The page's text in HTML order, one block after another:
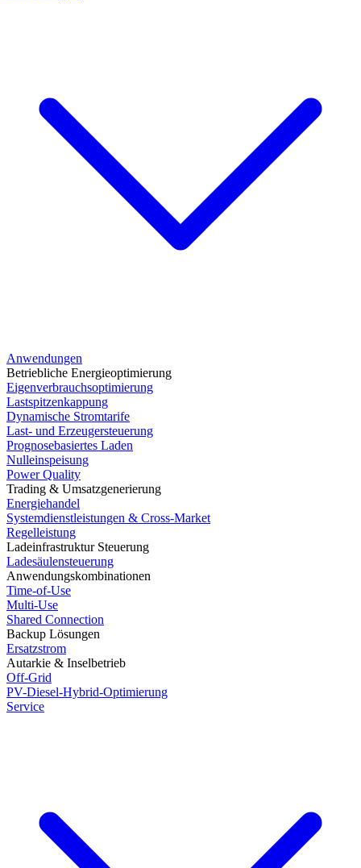
Anwendungen
Betriebliche Energieoptimierung
Eigenverbrauchsoptimierung
Lastspitzenkappung
Dynamische Stromtarife
Last- und Erzeugersteuerung
Prognosebasiertes Laden
Nulleinspeisung
Power Quality
Trading & Umsatzgenerierung
Energiehandel
Systemdienstleistungen & Cross-Market
Regelleistung
Ladeinfrastruktur Steuerung
Ladesäulensteuerung
Anwendungskombinationen
Time-of-Use
Multi-Use
Shared Connection
Backup Lösungen
Ersatzstrom
Autarkie & Inselbetrieb
Off-Grid
PV-Diesel-Hybrid-Optimierung
Service